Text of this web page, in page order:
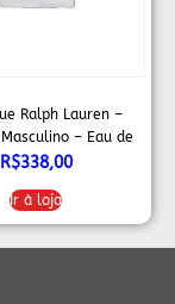
Ralph Lauren –
– Eau de
– 125ml
R$338,00
Ir à loja